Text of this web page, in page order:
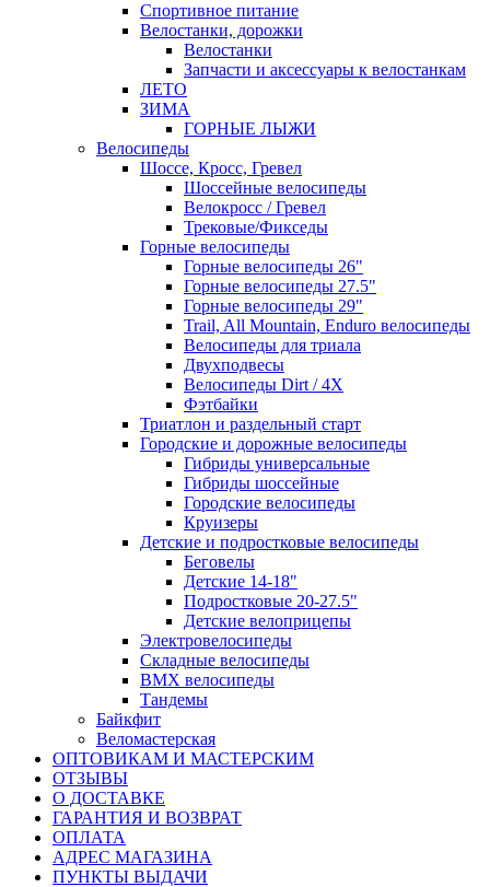
Спортивное питание
Велостанки, дорожки
Велостанки
Запчасти и аксессуары к велостанкам
ЛЕТО
ЗИМА
ГОРНЫЕ ЛЫЖИ
Велосипеды
Шоссе, Кросс, Гревел
Шоссейные велосипеды
Велокросс / Гревел
Трековые/Фикседы
Горные велосипеды
Горные велосипеды 26"
Горные велосипеды 27.5"
Горные велосипеды 29"
Trail, All Mountain, Enduro велосипеды
Велосипеды для триала
Двухподвесы
Велосипеды Dirt / 4X
Фэтбайки
Триатлон и раздельный старт
Городские и дорожные велосипеды
Гибриды универсальные
Гибриды шоссейные
Городские велосипеды
Круизеры
Детские и подростковые велосипеды
Беговелы
Детские 14-18"
Подростковые 20-27.5"
Детские велоприцепы
Электровелосипеды
Складные велосипеды
BMX велосипеды
Тандемы
Байкфит
Веломастерская
ОПТОВИКАМ И МАСТЕРСКИМ
ОТЗЫВЫ
О ДОСТАВКЕ
ГАРАНТИЯ И ВОЗВРАТ
ОПЛАТА
АДРЕС МАГАЗИНА
ПУНКТЫ ВЫДАЧИ